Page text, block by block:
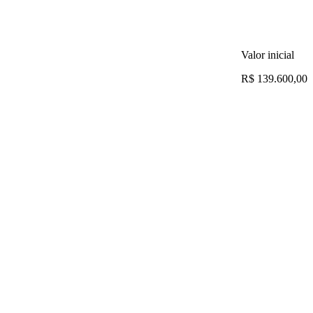
Valor inicial
R$ 139.600,00